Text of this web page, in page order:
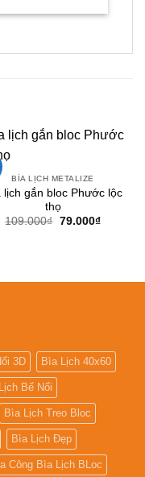
là:
tại
BÌA LỊCH METALIZE
lịch gắn bloc Phước lộc
thọ
109.000₫ Giá
79.000₫Giá
3D Bìa Lịch 40x60
Bế Nổi
Bìa Lịch Treo Bloc
Bìa Lịch Đẹp
Công Bìa Lịch BLoc